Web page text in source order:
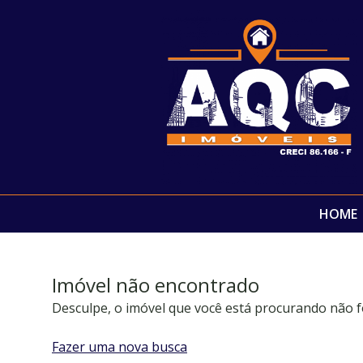
HOME
Imóvel não encontrado
Desculpe, o imóvel que você está procurando não
Fazer uma nova busca